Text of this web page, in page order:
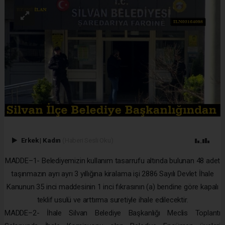
Erkek | Kadın
MADDE–1- Belediyemizin kullanım tasarrufu altında bulunan 48 adet
taşınmazın ayrı ayrı 3 yıllığına kiralama işi 2886 Sayılı Devlet İhale
Kanunun 35 inci maddesinin 1 inci fıkrasının (a) bendine göre kapalı
teklif usulü ve arttırma suretiyle ihale edilecektir.
MADDE–2- İhale Silvan Belediye Başkanlığı Meclis Toplantı